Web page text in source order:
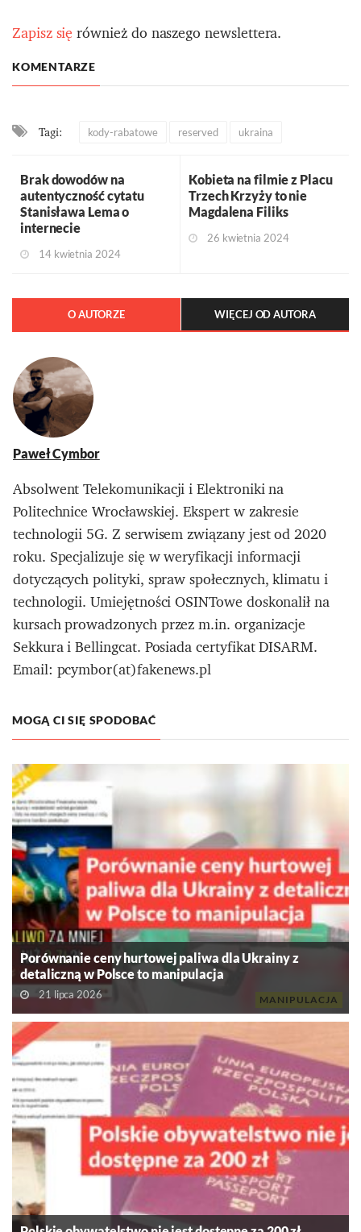
Zapisz sięrównież do naszego newslettera.
KOMENTARZE
Tagi: kody-rabatowe reserved ukraina
Brak dowodów na
autentyczność cytatu
Stanisława Lema o
internecie
14 kwietnia 2024
Kobieta na filmie z Placu
Trzech Krzyży to nie
Magdalena Filiks
26 kwietnia 2024
O AUTORZE WIĘCEJ OD AUTORA
Paweł Cymbor
Absolwent Telekomunikacji i Elektroniki na
Politechnice Wrocławskiej. Ekspert w zakresie
technologii 5G. Z serwisem związany jest od 2020
roku. Specjalizuje się w weryfikacji informacji
dotyczących polityki, spraw społecznych, klimatu i
technologii. Umiejętności OSINTowe doskonalił na
kursach prowadzonych przez m.in. organizacje
Sekkura i Bellingcat. Posiada certyfikat DISARM.
Email: pcymbor(at)fakenews.pl
MOGĄ CI SIĘ SPODOBAĆ
MANIPULACJA
Porównanie ceny hurtowej paliwa dla Ukrainy z
detaliczną w Polsce to manipulacja
21 lipca 2026